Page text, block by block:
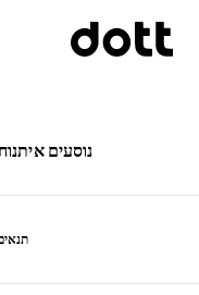
נוסעים איתנו